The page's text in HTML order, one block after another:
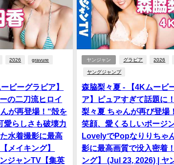
2026 gravure
ビーグラビア】
の二刀流ヒロイ
が再登場！“殻を
愛らしさも破壊力
水着撮影に最高
メイキング】
ジャンTV【集英
ヤンジャン グラビア 2026
ヤングジャンプ
森脇梨々夏 - 【4Kムービ
ア】ピュアすぎて話題に
梨々夏 ちゃんが再び登場
笑顔、愛くるしいポージン
LovelyでPopなりりちゃ
影に最高画質で没入密着
ング】 (Jul 23, 2026) | ヤ